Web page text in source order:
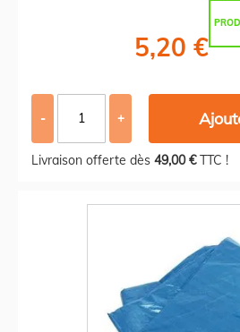
5,20 €
- +
Livraison offerte dès 49,00 €TTC !